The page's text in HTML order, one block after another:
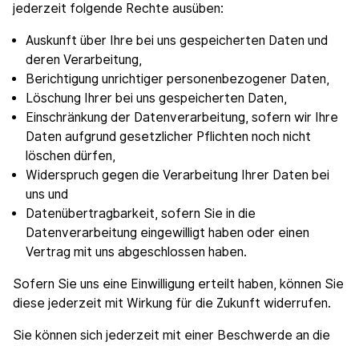
jederzeit folgende Rechte ausüben:
Auskunft über Ihre bei uns gespeicherten Daten und
deren Verarbeitung,
Berichtigung unrichtiger personenbezogener Daten,
Löschung Ihrer bei uns gespeicherten Daten,
Einschränkung der Datenverarbeitung, sofern wir Ihre
Daten aufgrund gesetzlicher Pflichten noch nicht
löschen dürfen,
Widerspruch gegen die Verarbeitung Ihrer Daten bei
uns und
Datenübertragbarkeit, sofern Sie in die
Datenverarbeitung eingewilligt haben oder einen
Vertrag mit uns abgeschlossen haben.
Sofern Sie uns eine Einwilligung erteilt haben, können Sie
diese jederzeit mit Wirkung für die Zukunft widerrufen.
Sie können sich jederzeit mit einer Beschwerde an die